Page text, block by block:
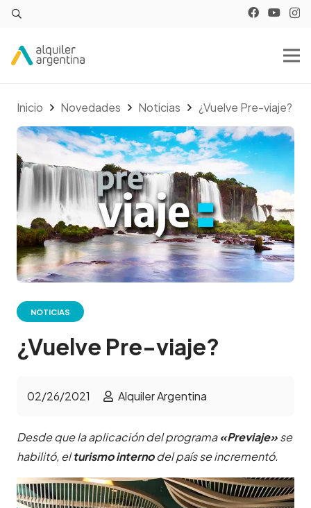
Inicio Novedades Noticias ¿Vuelve Pre-viaje?
NOTICIAS
¿Vuelve Pre-viaje?
02/26/2021 Alquiler Argentina
Desde que la aplicación del programa«Previaje»se
habilitó, elturismo internodel país se incrementó.